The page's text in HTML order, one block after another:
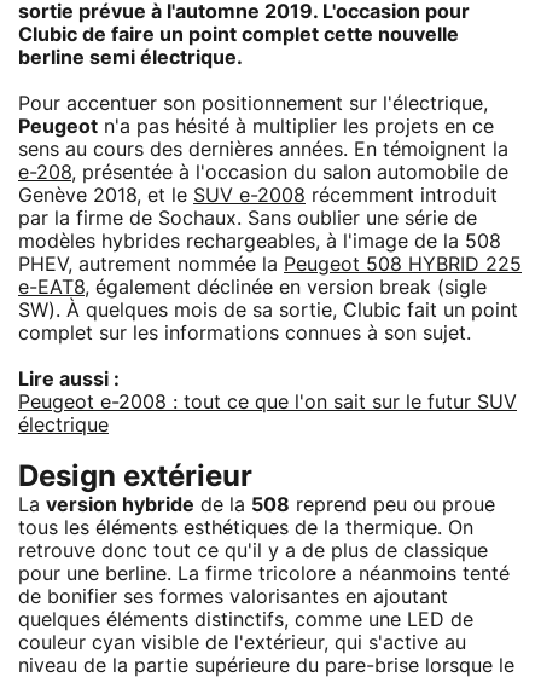
sortie prévue à l'automne 2019. L'occasion pour
Clubic de faire un point complet cette nouvelle
berline semi électrique.
Pour accentuer son positionnement sur l'électrique,
Peugeot n'a pas hésité à multiplier les projets en ce
sens au cours des dernières années. En témoignent la
e-208, présentée à l'occasion du salon automobile de
Genève 2018, et le SUV e-2008 récemment introduit
par la firme de Sochaux. Sans oublier une série de
modèles hybrides rechargeables, à l'image de la 508
PHEV, autrement nommée la Peugeot 508 HYBRID 225
e-EAT8, également déclinée en version break (sigle
SW). À quelques mois de sa sortie, Clubic fait un point
complet sur les informations connues à son sujet.
Lire aussi :
Peugeot e-2008 : tout ce que l'on sait sur le futur SUV
électrique
Design extérieur
La version hybride de la 508 reprend peu ou proue
tous les éléments esthétiques de la thermique. On
retrouve donc tout ce qu'il y a de plus de classique
pour une berline. La firme tricolore a néanmoins tenté
de bonifier ses formes valorisantes en ajoutant
quelques éléments distinctifs, comme une LED de
couleur cyan visible de l'extérieur, qui s'active au
niveau de la partie supérieure du pare-brise lorsque le